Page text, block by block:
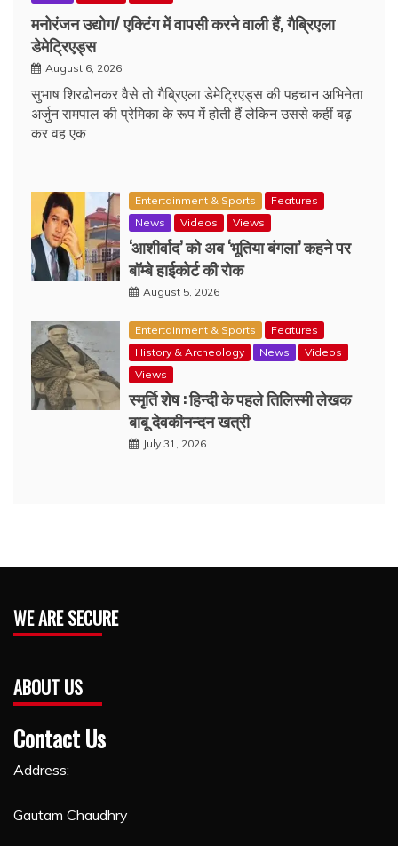
मनोरंजन उद्योग/ एक्टिंग में वापसी करने वाली हैं, गैब्रिएला
डेमेट्रिएड्स
August 6, 2026
सुभाष शिरढोनकर वैसे तो गैब्रिएला डेमेट्रिएड्स की पहचान अभिनेता
अर्जुन रामपाल की प्रेमिका के रूप में होती हैं लेकिन उससे कहीं बढ़
कर वह एक
Entertainment & Sports
Features
News
Videos Views
‘आशीर्वाद’ को अब ‘भूतिया बंगला’ कहने पर
बॉम्बे हाईकोर्ट की रोक
August 5, 2026
Entertainment & Sports
Features
History & Archeology
News
Videos
Views
स्मृर्ति शेष : हिन्दी के पहले तिलिस्मी लेखक
बाबू देवकीनन्दन खत्री
July 31, 2026
WE ARE SECURE
ABOUT US
Contact Us
Address:
Gautam Chaudhry